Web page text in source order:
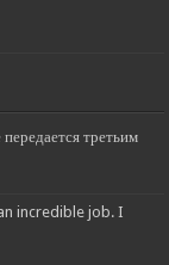
третьим
incredible job. I